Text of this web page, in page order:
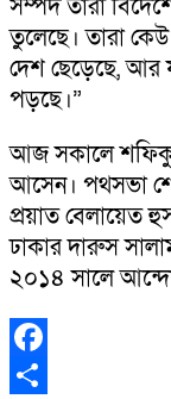
সম্পদ তারা
তুলেছে। তারা
দেশ ছেড়েছে, আর
পড়ছে।”
আজ সকালে
আসেন। পথসভা
প্রয়াত বেলায়েত
ঢাকার দারুস
২০১৪ সালে
Facebook